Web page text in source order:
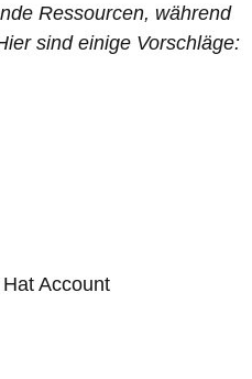
Ressourcen, während
sind einige Vorschläge:
Account